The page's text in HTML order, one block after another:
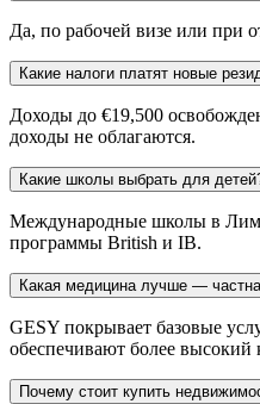
Да, по рабочей визе или при
Какие налоги платят новые
Доходы до €19,500
доходы не облагаются.
Какие школы выбрать для
Международные школы в
программы British и IB.
Какая медицина лучше —
GESY покрывает базовые
обеспечивают более высокий
Почему стоит купить